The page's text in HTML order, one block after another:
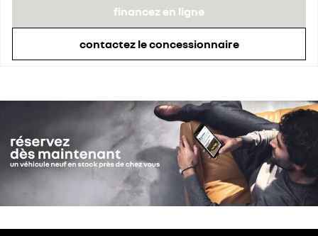
financez en ligne
contactez le concessionnaire